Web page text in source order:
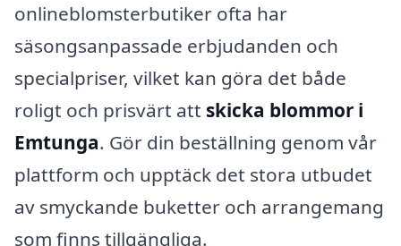
onlineblomsterbutiker ofta har
säsongsanpassade erbjudanden och
specialpriser, vilket kan göra det både
roligt och prisvärt att skicka blommor i
Emtunga. Gör din beställning genom vår
plattform och upptäck det stora utbudet
av smyckande buketter och arrangemang
som finns tillgängliga.